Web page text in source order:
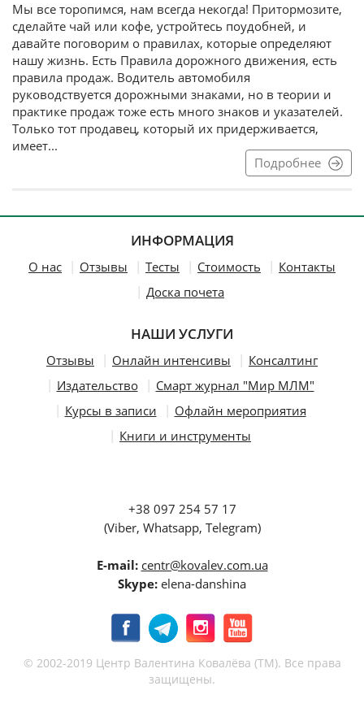
Мы все торопимся, нам всегда некогда! Притормозите,
сделайте чай или кофе, устройтесь поудобней, и
давайте поговорим о правилах, которые определяют
нашу жизнь. Есть Правила дорожного движения, есть
правила продаж. Водитель автомобиля
руководствуется дорожными знаками, но в теории и
практике продаж тоже есть много знаков и указателей.
Только тот продавец, который их придерживается,
имеет...
Подробнее
ИНФОРМАЦИЯ
О нас Отзывы Тесты Стоимость
Контакты
Доска почета
НАШИ УСЛУГИ
Отзывы Онлайн интенсивы
Консалтинг
Издательство
Смарт журнал "Мир МЛМ"
Курсы в записи
Офлайн мероприятия
Книги и инструменты
+38 097 254 57 17
(Viber, Whatsapp, Telegram)
E-mail: centr@kovalev.com.ua
Skype: elena-danshina
© 2002-2019 Центр Валентина Ковалёва (ТМ). Все права
защищены.